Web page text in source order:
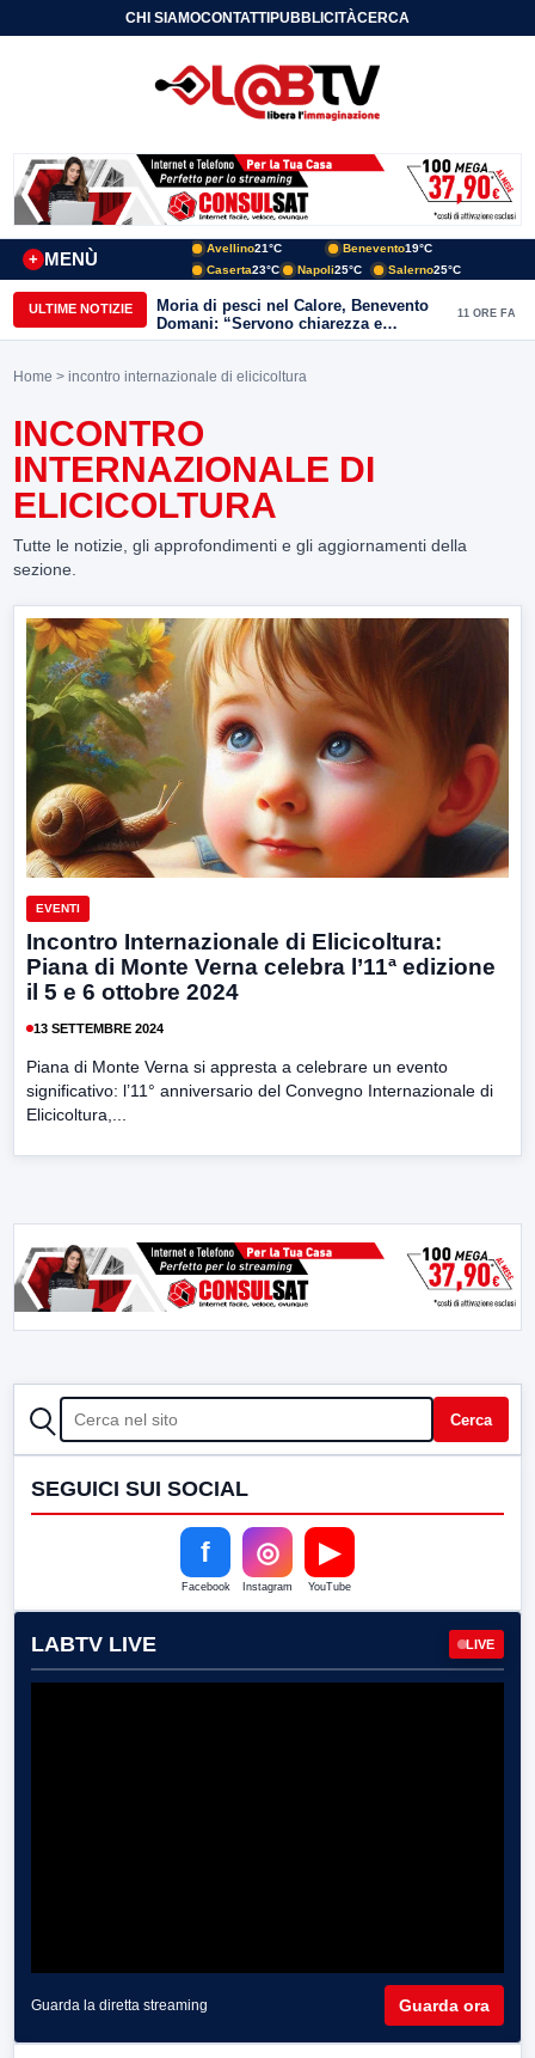
CHI SIAMOCONTATTIPUBBLICITÀCERCA
MENÙ
+
Avellino21°C Benevento19°C
Caserta23°C Napoli25°C Salerno25°C
ULTIME NOTIZIE
Moria di pesci nel Calore, Benevento
Domani: “Servono chiarezza e
approfondimenti sulla gestione
11 ORE FA
Home > incontro internazionale di elicicoltura
INCONTRO
INTERNAZIONALE DI
ELICICOLTURA
Tutte le notizie, gli approfondimenti e gli aggiornamenti della
sezione.
EVENTI
Incontro Internazionale di Elicicoltura:
Piana di Monte Verna celebra l’11ª edizione
il 5 e 6 ottobre 2024
13 SETTEMBRE 2024
Piana di Monte Verna si appresta a celebrare un evento
significativo: l’11° anniversario del Convegno Internazionale di
Elicicoltura,...
CERCA Cerca
SEGUICI SUI SOCIAL
f
Facebook
◎
Instagram
▶
YouTube
LABTV LIVE LIVE
Guarda la diretta streaming Guarda ora